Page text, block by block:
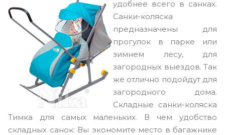
удобнее всего в санках.
Санки-коляска
предназначены для
прогулок в парке или
зимнем лесу, для
загородных выездов. Так
же отлично подойдут для
загородного дома.
Складные санки-коляска
Тимка для самых маленьких. В чем удобство
складных санок: Вы экономите место в багажнике